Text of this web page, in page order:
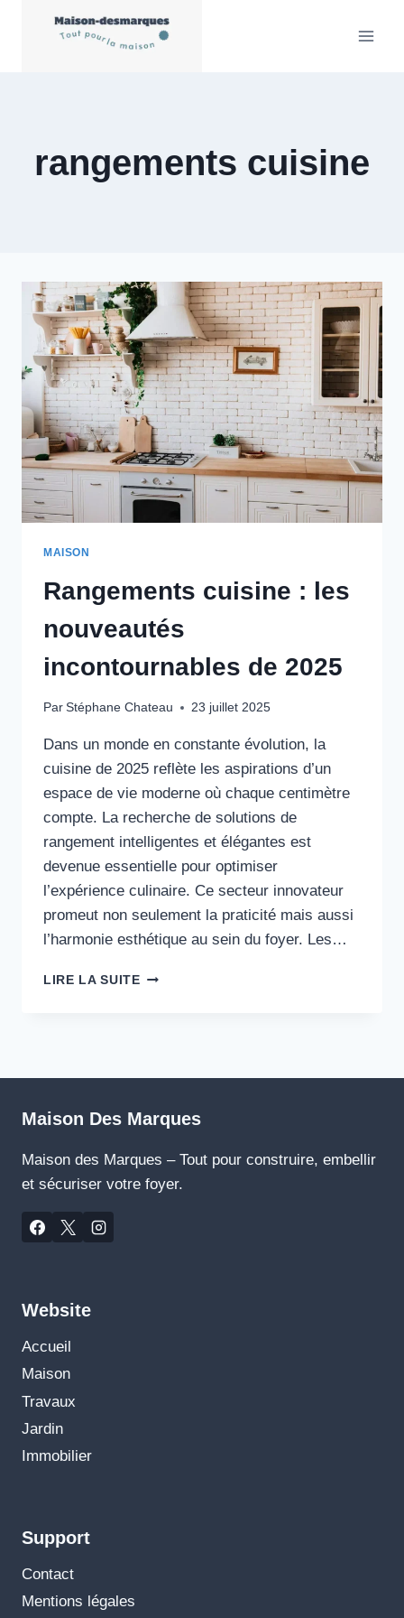
rangements cuisine
MAISON
Rangements cuisine : les
nouveautés
incontournables de 2025
Par Stéphane Chateau 23 juillet 2025
Dans un monde en constante évolution, la
cuisine de 2025 reflète les aspirations d’un
espace de vie moderne où chaque centimètre
compte. La recherche de solutions de
rangement intelligentes et élégantes est
devenue essentielle pour optimiser
l’expérience culinaire. Ce secteur innovateur
promeut non seulement la praticité mais aussi
l’harmonie esthétique au sein du foyer. Les…
LIRE LA SUITERANGEMENTS
Maison Des Marques
Maison des Marques – Tout pour construire, embellir
et sécuriser votre foyer.
Website
Accueil
Maison
Travaux
Jardin
Immobilier
Support
Contact
Mentions légales